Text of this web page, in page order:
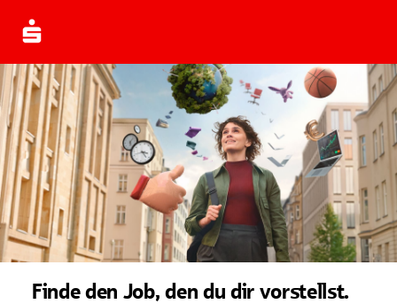
Finde den Job, den du dir vorstellst.